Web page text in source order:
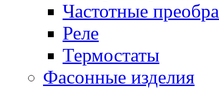
Частотные
Реле
Термостаты
Фасонные изделия